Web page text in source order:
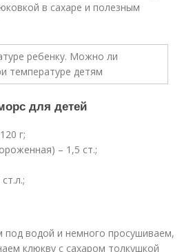
в сахаре и полезным
для детей
г;
– 1,5 ст.;
под водой и немного просушиваем,
клюкву с сахаром толкушкой